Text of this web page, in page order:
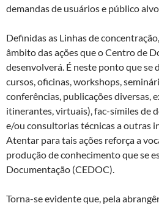
demandas de usuários e público
Definidas as Linhas de
âmbito das ações que o Centro de
desenvolverá. É neste ponto que se
cursos, oficinas, workshops,
conferências, publicações diversas,
itinerantes, virtuais), fac-símiles de
e/ou consultorias técnicas a outras
Atentar para tais ações reforça a
produção de conhecimento que se
Documentação (CEDOC).
Torna-se evidente que, pela